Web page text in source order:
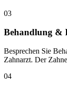
03
Behandlung &
Besprechen Sie
Zahnarzt. Der
04